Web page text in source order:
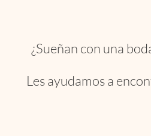
¿Sueñan con una
Les ayudamos a